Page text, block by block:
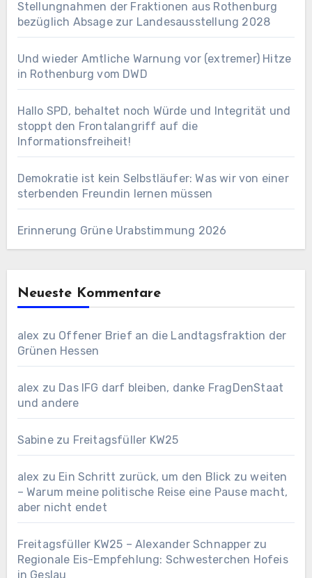
Stellungnahmen der Fraktionen aus Rothenburg
bezüglich Absage zur Landesausstellung 2028
Und wieder Amtliche Warnung vor (extremer) Hitze
in Rothenburg vom DWD
Hallo SPD, behaltet noch Würde und Integrität und
stoppt den Frontalangriff auf die
Informationsfreiheit!
Demokratie ist kein Selbstläufer: Was wir von einer
sterbenden Freundin lernen müssen
Erinnerung Grüne Urabstimmung 2026
Neueste Kommentare
alex zu Offener Brief an die Landtagsfraktion der
Grünen Hessen
alex zu Das IFG darf bleiben, danke FragDenStaat
und andere
Sabinezu Freitagsfüller KW25
alex zu Ein Schritt zurück, um den Blick zu weiten
– Warum meine politische Reise eine Pause macht,
aber nicht endet
Freitagsfüller KW25 – Alexander Schnapperzu
Regionale Eis-Empfehlung: Schwesterchen Hofeis
in Geslau